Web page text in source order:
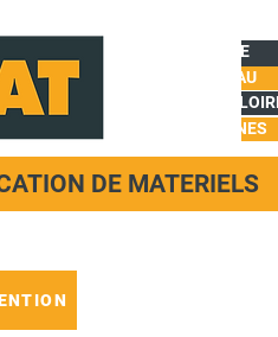
CHEMILLE
BEAUPREAU
CHALONNES/
TREMENTINES
DE MATERIELS